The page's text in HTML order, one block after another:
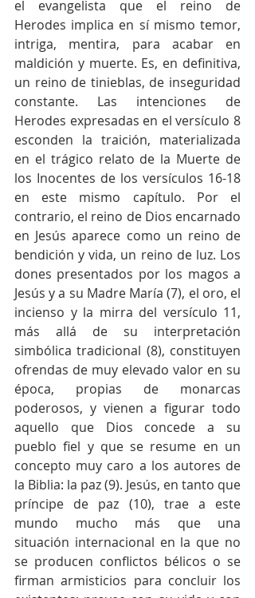
el evangelista que el reino de
Herodes implica en sí mismo temor,
intriga, mentira, para acabar en
maldición y muerte. Es, en definitiva,
un reino de tinieblas, de inseguridad
constante. Las intenciones de
Herodes expresadas en el versículo 8
esconden la traición, materializada
en el trágico relato de la Muerte de
los Inocentes de los versículos 16-18
en este mismo capítulo. Por el
contrario, el reino de Dios encarnado
en Jesús aparece como un reino de
bendición y vida, un reino de luz. Los
dones presentados por los magos a
Jesús y a su Madre María (7), el oro, el
incienso y la mirra del versículo 11,
más allá de su interpretación
simbólica tradicional (8), constituyen
ofrendas de muy elevado valor en su
época, propias de monarcas
poderosos, y vienen a figurar todo
aquello que Dios concede a su
pueblo fiel y que se resume en un
concepto muy caro a los autores de
la Biblia: la paz (9). Jesús, en tanto que
príncipe de paz (10), trae a este
mundo mucho más que una
situación internacional en la que no
se producen conflictos bélicos o se
firman armisticios para concluir los